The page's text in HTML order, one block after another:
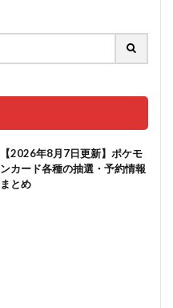
【2026年8月7日更新】ポケモ
ンカード各種の抽選・予約情報
まとめ